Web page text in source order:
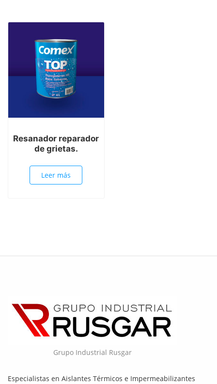
Resanador reparador
de grietas.
Leer más
Grupo Industrial Rusgar
Especialistas en Aislantes Térmicos e Impermeabilizantes